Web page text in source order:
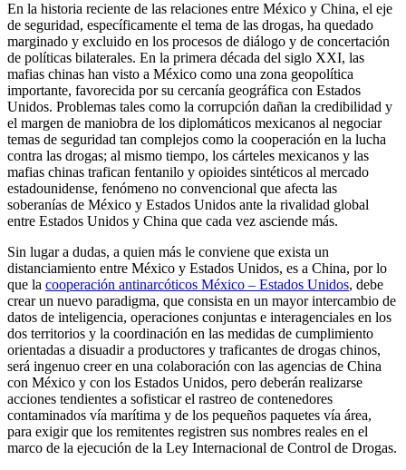
En la historia reciente de las relaciones entre México y China, el eje
de seguridad, específicamente el tema de las drogas, ha quedado
marginado y excluido en los procesos de diálogo y de concertación
de políticas bilaterales. En la primera década del siglo XXI, las
mafias chinas han visto a México como una zona geopolítica
importante, favorecida por su cercanía geográfica con Estados
Unidos. Problemas tales como la corrupción dañan la credibilidad y
el margen de maniobra de los diplomáticos mexicanos al negociar
temas de seguridad tan complejos como la cooperación en la lucha
contra las drogas; al mismo tiempo, los cárteles mexicanos y las
mafias chinas trafican fentanilo y opioides sintéticos al mercado
estadounidense, fenómeno no convencional que afecta las
soberanías de México y Estados Unidos ante la rivalidad global
entre Estados Unidos y China que cada vez asciende más.
Sin lugar a dudas, a quien más le conviene que exista un
distanciamiento entre México y Estados Unidos, es a China, por lo
que la cooperación antinarcóticos México – Estados Unidos, debe
crear un nuevo paradigma, que consista en un mayor intercambio de
datos de inteligencia, operaciones conjuntas e interagenciales en los
dos territorios y la coordinación en las medidas de cumplimiento
orientadas a disuadir a productores y traficantes de drogas chinos,
será ingenuo creer en una colaboración con las agencias de China
con México y con los Estados Unidos, pero deberán realizarse
acciones tendientes a sofisticar el rastreo de contenedores
contaminados vía marítima y de los pequeños paquetes vía área,
para exigir que los remitentes registren sus nombres reales en el
marco de la ejecución de la Ley Internacional de Control de Drogas.